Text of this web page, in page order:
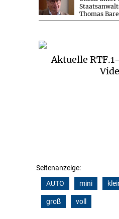
Thomas
Aktuelle
Seitenanzeige:
AUTO
mini
groß voll